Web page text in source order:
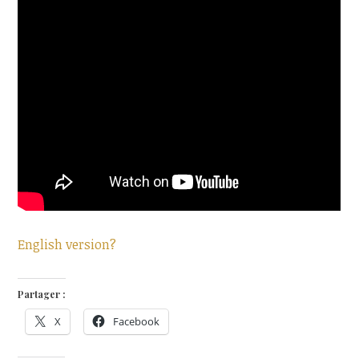
English version?
Partager :
X Facebook